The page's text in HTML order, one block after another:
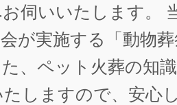
伺いいたします。
が実施する「動物
、ペット火葬の知
しますので、安心